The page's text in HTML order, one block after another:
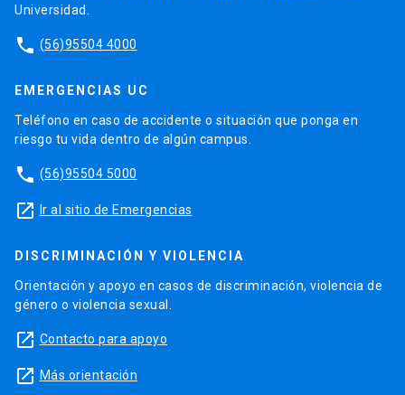
Universidad.
phone (56)95504 4000
EMERGENCIAS UC
Teléfono en caso de accidente o situación que ponga en
riesgo tu vida dentro de algún campus.
phone (56)95504 5000
launch Ir al sitio de Emergencias
DISCRIMINACIÓN Y VIOLENCIA
Orientación y apoyo en casos de discriminación, violencia de
género o violencia sexual.
launch Contacto para apoyo
launch Más orientación